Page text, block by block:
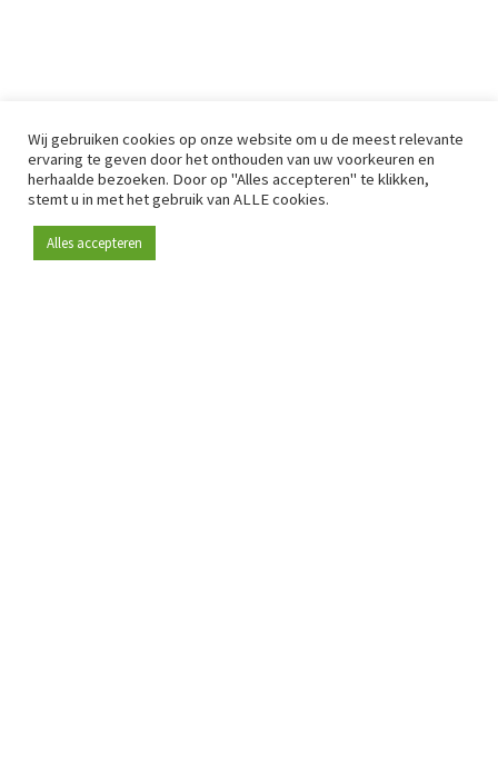
Wij gebruiken cookies op onze website om u de meest relevante
ervaring te geven door het onthouden van uw voorkeuren en
herhaalde bezoeken. Door op "Alles accepteren" te klikken,
stemt u in met het gebruik van ALLE cookies.
Alles accepteren